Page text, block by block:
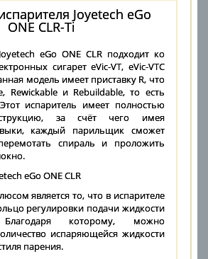
Joyetech eGo
ONE CLR-Ti
eGo ONE CLR подходит ко
сигарет eVic-VT, eVic-VTC
модель имеет приставку R, что
Rewickable и Rebuildable, то есть
испаритель имеет полностью
за счёт чего имея
каждый парильщик сможет
спираль и проложить
является то, что в испарителе
регулировки подачи жидкости
которому, можно
испаряющейся жидкости
парения.